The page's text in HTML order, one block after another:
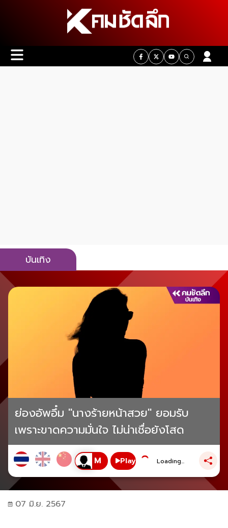
บันเทิง
ย่องอัพอึ๋ม "นางร้ายหน้าสวย" ยอมรับ
เพราะขาดความมั่นใจ ไม่น่าเชื่อยังโสด
Play Loading...
07 มิ.ย. 2567